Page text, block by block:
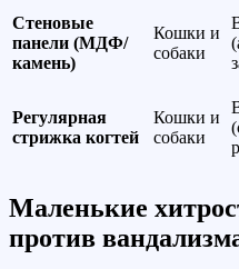
Стеновые
панели (МДФ/
камень)
Кошки и
собаки
Регулярная
стрижка когтей
Кошки и
собаки
Маленькие
против